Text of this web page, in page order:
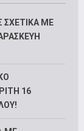
ΣΧΕΤΙΚΑ ΜΕ
16